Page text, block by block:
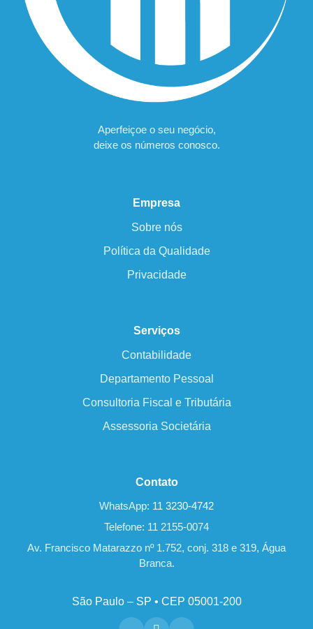
Aperfeiçoe o seu negócio,
deixe os números conosco.
Empresa
Sobre nós
Política da Qualidade
Privacidade
Serviços
Contabilidade
Departamento Pessoal
Consultoria Fiscal e Tributária
Assessoria Societária
Contato
WhatsApp: 11 3230-4742
Telefone: 11 2155-0074
Av. Francisco Matarazzo nº 1.752, conj. 318 e 319, Água
Branca.
São Paulo – SP • CEP 05001-200